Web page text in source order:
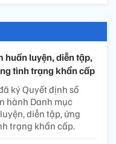
huấn luyện, diễn tập,
tình trạng khẩn cấp
ký Quyết định số
hành Danh mục
diễn tập, ứng
trạng khẩn cấp.